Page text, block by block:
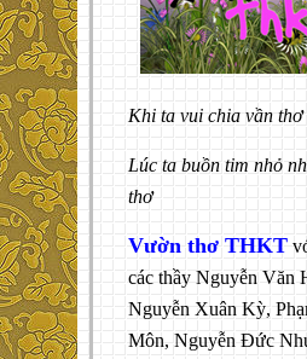
Khi ta vui chia vần thơ
Lúc ta buồn tim nhỏ
thơ
Vườn thơ THKT
các thầy Nguyễn Văn
Nguyễn Xuân Kỳ,
Môn, Nguyễn Đức